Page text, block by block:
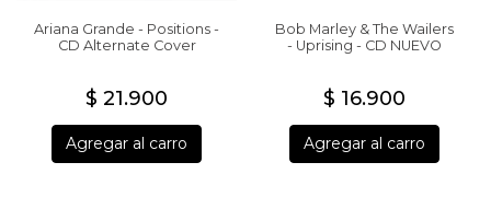
Ariana Grande - Positions -
CD Alternate Cover
$ 21.900
Agregar al carro
Bob Marley & The Wailers
- Uprising - CD NUEVO
$ 16.900
Agregar al carro